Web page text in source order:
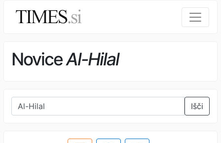
NoviceAl-Hilal
Išči